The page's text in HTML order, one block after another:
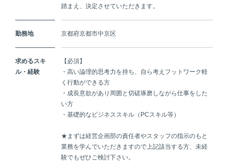
踏まえ、決定させていただきます。
勤務地 京都府京都市中京区
求めるスキ
ル・経験
【必須】
・高い論理的思考力を持ち、自ら考えフットワーク軽
く行動ができる方
・成長意欲があり周囲と切磋琢磨しながら仕事をした
い方
・基礎的なビジネススキル（PCスキル等）
★まずは経営企画部の責任者やスタッフの指示のもと
業務を学んでいただきますので上記該当する方、未経
験でもぜひご検討下さい。